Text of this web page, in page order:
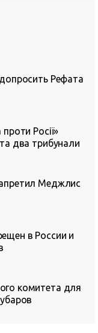
Рефата
Росії»
два трибунали
Меджлис
в России и
комитета для